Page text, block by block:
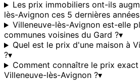
Les prix immobiliers ont-ils
lès-Avignon ces 5 dernières
Villeneuve-lès-Avignon est-elle
communes voisines du Gard ?▾
Quel est le prix d'une maison à
?▾
Comment connaître le prix
Villeneuve-lès-Avignon ?▾